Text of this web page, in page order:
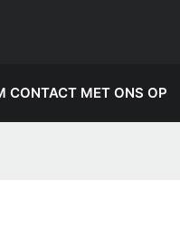
CONTACT MET ONS OP